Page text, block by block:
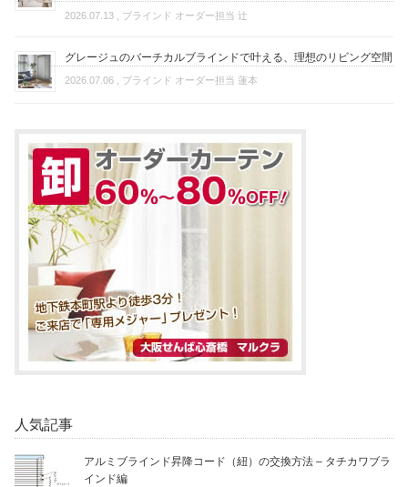
2026.07.13 , ブラインド オーダー担当 辻
グレージュのバーチカルブラインドで叶える、理想のリビング空間
2026.07.06 , ブラインド オーダー担当 蓮本
人気記事
アルミブラインド昇降コード（紐）の交換方法 – タチカワブラ
インド編